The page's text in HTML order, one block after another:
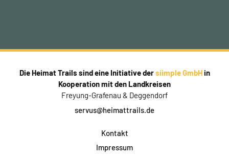
Die Heimat Trails sind eine Initiative dersiimple GmbHin
Kooperation mit den Landkreisen
Freyung-Grafenau & Deggendorf
servus@heimattrails.de
Kontakt
Impressum